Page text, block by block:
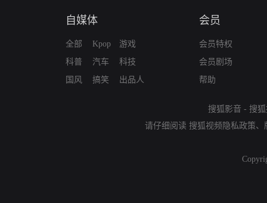
自媒体
全部
科普
国风
Kpop
汽车
搞笑
游戏
科技
出品人
会员
会员特权
会员剧场
帮助
搜狐影音 - 搜
请仔细阅读 搜狐视频隐私政策、